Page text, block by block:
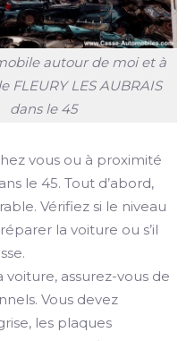
autour de moi et à
FLEURY LES AUBRAIS
dans le 45
vous ou à proximité
le 45. Tout d’abord,
Vérifiez si le niveau
la voiture ou s’il
voiture, assurez-vous de
Vous devez
les plaques